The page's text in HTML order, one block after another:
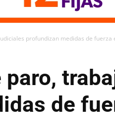
profundizan medidas de fuerza
paro,
de